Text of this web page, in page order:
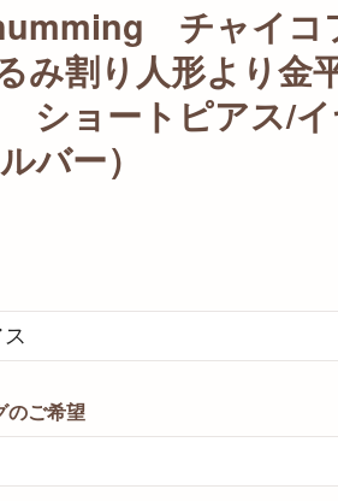
チャイコ
み割り人形より金
ショートピアス/イ
バー）
ご希望